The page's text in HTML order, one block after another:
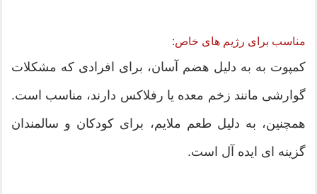
مناسب برای رژیم های خاص:
کمپوت به به دلیل هضم آسان، برای افرادی که مشکلات
گوارشی مانند زخم معده یا رفلاکس دارند، مناسب است.
همچنین، به دلیل طعم ملایم، برای کودکان و سالمندان
گزینه ای ایده آل است.